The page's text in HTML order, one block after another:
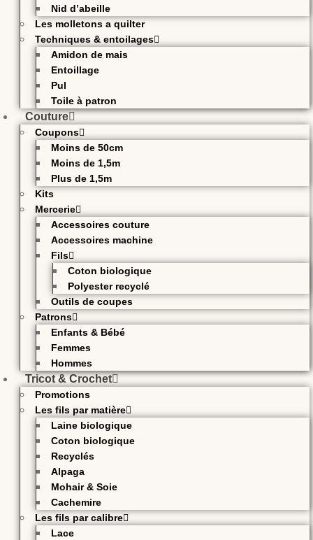
Nid d’abeille
Les molletons a quilter
Techniques & entoilages
Amidon de mais
Entoillage
Pul
Toile à patron
Couture
Coupons
Moins de 50cm
Moins de 1,5m
Plus de 1,5m
Kits
Mercerie
Accessoires couture
Accessoires machine
Fils
Coton biologique
Polyester recyclé
Outils de coupes
Patrons
Enfants & Bébé
Femmes
Hommes
Tricot & Crochet
Promotions
Les fils par matière
Laine biologique
Coton biologique
Recyclés
Alpaga
Mohair & Soie
Cachemire
Les fils par calibre
Lace